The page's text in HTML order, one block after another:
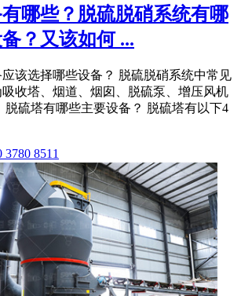
哪些？脱硫脱硝系统有哪
？又该如何 ...
该选择哪些设备？ 脱硫脱硝系统中常见
收塔、烟道、烟囱、脱硫泵、增压风机
脱硫塔有哪些主要设备？ 脱硫塔有以下4
8511